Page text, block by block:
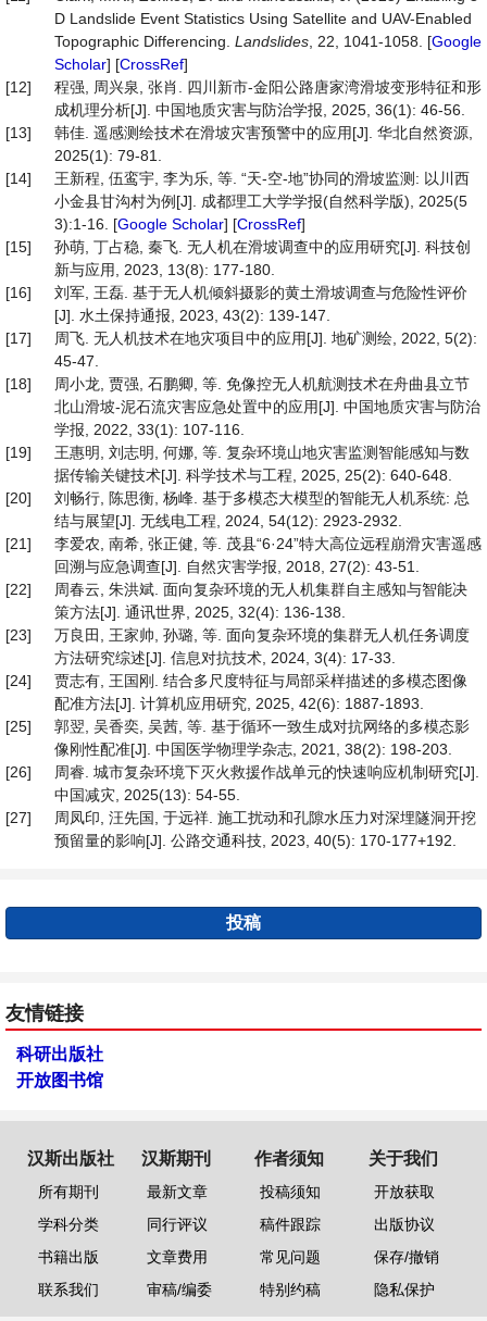
D Landslide Event Statistics Using Satellite and UAV-Enabled
Topographic Differencing. Landslides , 22, 1041-1058. [Google
Scholar] [CrossRef]
[12]
程强, 周兴泉, 张肖. 四川新市-金阳公路唐家湾滑坡变形特征和形
成机理分析[J]. 中国地质灾害与防治学报, 2025, 36(1): 46-56.
[13]
韩佳. 遥感测绘技术在滑坡灾害预警中的应用[J]. 华北自然资源,
2025(1): 79-81.
[14]
王新程, 伍鸾宇, 李为乐, 等. “天-空-地”协同的滑坡监测: 以川西
小金县甘沟村为例[J]. 成都理工大学学报(自然科学版), 2025(5
3):1-16. [Google Scholar] [CrossRef]
[15]
孙萌, 丁占稳, 秦飞. 无人机在滑坡调查中的应用研究[J]. 科技创
新与应用, 2023, 13(8): 177-180.
[16]
刘军, 王磊. 基于无人机倾斜摄影的黄土滑坡调查与危险性评价
[J]. 水土保持通报, 2023, 43(2): 139-147.
[17]
周飞. 无人机技术在地灾项目中的应用[J]. 地矿测绘, 2022, 5(2):
45-47.
[18]
周小龙, 贾强, 石鹏卿, 等. 免像控无人机航测技术在舟曲县立节
北山滑坡-泥石流灾害应急处置中的应用[J]. 中国地质灾害与防治
学报, 2022, 33(1): 107-116.
[19]
王惠明, 刘志明, 何娜, 等. 复杂环境山地灾害监测智能感知与数
据传输关键技术[J]. 科学技术与工程, 2025, 25(2): 640-648.
[20]
刘畅行, 陈思衡, 杨峰. 基于多模态大模型的智能无人机系统: 总
结与展望[J]. 无线电工程, 2024, 54(12): 2923-2932.
[21]
李爱农, 南希, 张正健, 等. 茂县“6·24”特大高位远程崩滑灾害遥感
回溯与应急调查[J]. 自然灾害学报, 2018, 27(2): 43-51.
[22]
周春云, 朱洪斌. 面向复杂环境的无人机集群自主感知与智能决
策方法[J]. 通讯世界, 2025, 32(4): 136-138.
[23]
万良田, 王家帅, 孙璐, 等. 面向复杂环境的集群无人机任务调度
方法研究综述[J]. 信息对抗技术, 2024, 3(4): 17-33.
[24]
贾志有, 王国刚. 结合多尺度特征与局部采样描述的多模态图像
配准方法[J]. 计算机应用研究, 2025, 42(6): 1887-1893.
[25]
郭翌, 吴香奕, 吴茜, 等. 基于循环一致生成对抗网络的多模态影
像刚性配准[J]. 中国医学物理学杂志, 2021, 38(2): 198-203.
[26]
周睿. 城市复杂环境下灭火救援作战单元的快速响应机制研究[J].
中国减灾, 2025(13): 54-55.
[27]
周凤印, 汪先国, 于远祥. 施工扰动和孔隙水压力对深埋隧洞开挖
预留量的影响[J]. 公路交通科技, 2023, 40(5): 170-177+192.
投稿
友情链接
科研出版社
开放图书馆
汉斯出版社
所有期刊
学科分类
书籍出版
联系我们
汉斯期刊
最新文章
同行评议
文章费用
审稿/编委
作者须知
投稿须知
稿件跟踪
常见问题
特别约稿
关于我们
开放获取
出版协议
保存/撤销
隐私保护